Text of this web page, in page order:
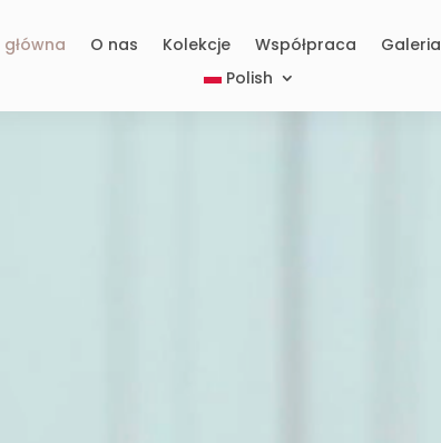
O nas Kolekcje Współpraca Galeria
Polish